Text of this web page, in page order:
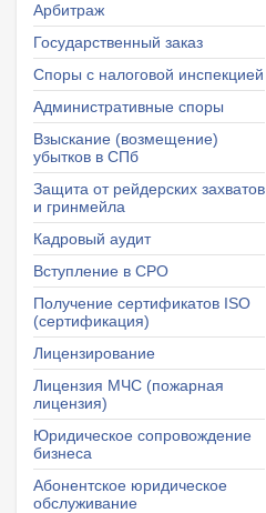
Арбитраж
Государственный заказ
Споры с налоговой инспекцией
Административные споры
Взыскание (возмещение)
убытков в СПб
Защита от рейдерских захватов
и гринмейла
Кадровый аудит
Вступление в СРО
Получение сертификатов ISO
(сертификация)
Лицензирование
Лицензия МЧС (пожарная
лицензия)
Юридическое сопровождение
бизнеса
Абонентское юридическое
обслуживание